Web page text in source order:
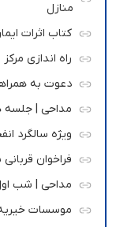
منازل
کتاب اثرات
راه اندازی
دعوت به
مداحی | جلسه هفتگی 1403/02/15
ویژه سالگرد
فراخوان
مداحی | شب اول
موسسات